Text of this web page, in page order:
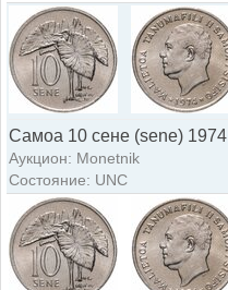
Самоа 10 сене (sene) 1974
Аукцион: Monetnik
Состояние: UNC